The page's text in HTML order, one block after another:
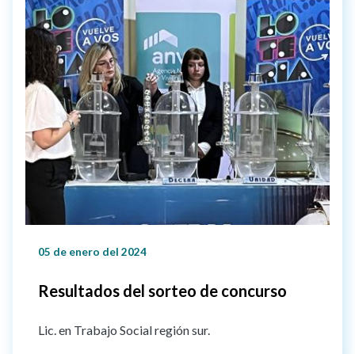
05 de enero del 2024
Resultados del sorteo de concurso
Lic. en Trabajo Social región sur.